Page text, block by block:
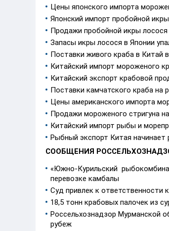
Цены японского импорта
Японский импорт пробойной
Продажи пробойной икры
Запасы икры лосося в Японии
Поставки живого краба в Китай
Китайский импорт мороженого
Китайский экспорт крабовой
Поставки камчатского краба
Цены американского импорта
Продажи мороженого стригуна
Китайский импорт рыбы и
Рыбный экспорт Китая начинает
СООБЩЕНИЯ
«Южно-Курильский
перевозке камбалы
Суд привлек к ответственности
18,5 тонн крабовых палочек из
Россельхознадзор Мурманской
рубеж